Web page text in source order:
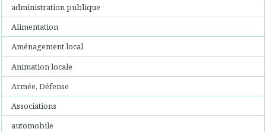
administration publique
Alimentation
Aménagement local
Animation locale
Armée, Défense
Associations
automobile